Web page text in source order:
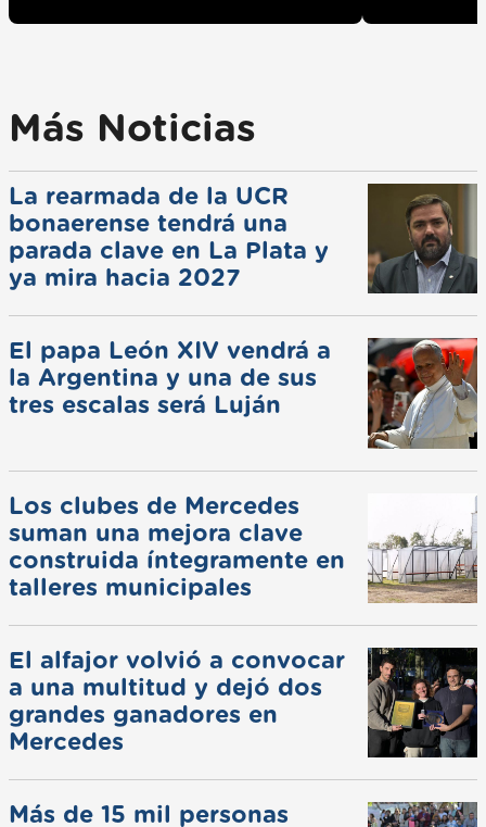
Más Noticias
La rearmada de la UCR
bonaerense tendrá una
parada clave en La Plata y
ya mira hacia 2027
El papa León XIV vendrá a
la Argentina y una de sus
tres escalas será Luján
Los clubes de Mercedes
suman una mejora clave
construida íntegramente en
talleres municipales
El alfajor volvió a convocar
a una multitud y dejó dos
grandes ganadores en
Mercedes
Más de 15 mil personas